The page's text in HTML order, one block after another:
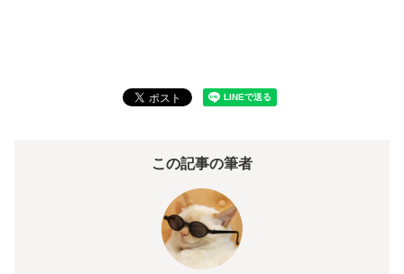
この記事の筆者